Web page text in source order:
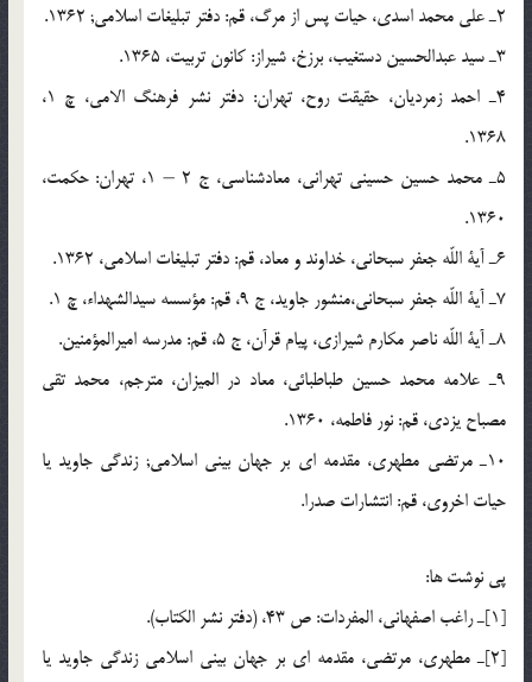
2ـ علي محمد اسدي، حيات پس از مرگ، قم: دفتر تبليغات اسلامي; 1362.
3ـ سيد عبدالحسين دستغيب، برزخ، شيراز: كانون تربيت، 1365.
4ـ احمد زمرديان، حقيقت روح، تهران: دفتر نشر فرهنگ الامي، چ 1،
1368.
5ـ محمد حسين حسيني تهراني، معادشناسي، ج 2 – 1، تهران: حكمت،
1360.
6ـ آية اللّه جعفر سبحاني، خداوند و معاد، قم: دفتر تبليغات اسلامي، 1362.
7ـ آية اللّه جعفر سبحاني،منشور جاويد، ج 9، قم: مؤسسه سيدالشهداء، چ 1.
8ـ آية اللّه ناصر مكارم شيرازي، پيام قرآن، ج 5، قم: مدرسه اميرالمؤمنين.
9ـ علامه محمد حسين طباطبائي، معاد در الميزان، مترجم، محمد تقي
مصباح يزدي، قم: نور فاطمه، 1360.
10ـ مرتضي مطهري، مقدمه اي بر جهان بيني اسلامي; زندگي جاويد يا
حيات اخروي، قم: انتشارات صدرا.
پي نوشت ها:
[1]ـ راغب اصفهاني، المفردات: ص 43، (دفتر نشر الكتاب).
[2]ـ مطهري، مرتضي، مقدمه اي بر جهان بيني اسلامي زندگي جاويد يا